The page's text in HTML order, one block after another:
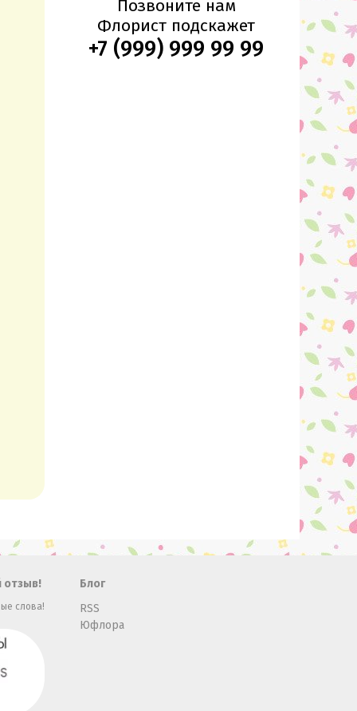
Позвоните нам
Флорист подскажет
+7 (999) 999 99 99
отзыв!
слова!
Блог
RSS
Юфлора